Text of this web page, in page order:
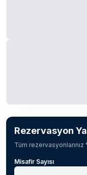
Rezervasyon
Tüm
Misafir Sayısı